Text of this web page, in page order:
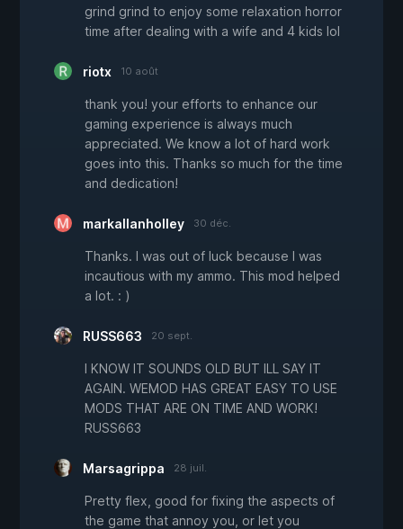
grind grind to enjoy some relaxation horror
time after dealing with a wife and 4 kids lol
riotx 10 août
thank you! your efforts to enhance our
gaming experience is always much
appreciated. We know a lot of hard work
goes into this. Thanks so much for the time
and dedication!
markallanholley 30 déc.
Thanks. I was out of luck because I was
incautious with my ammo. This mod helped
a lot. : )
RUSS663 20 sept.
I KNOW IT SOUNDS OLD BUT ILL SAY IT
AGAIN. WEMOD HAS GREAT EASY TO USE
MODS THAT ARE ON TIME AND WORK!
RUSS663
Marsagrippa 28 juil.
Pretty flex, good for fixing the aspects of
the game that annoy you, or let you